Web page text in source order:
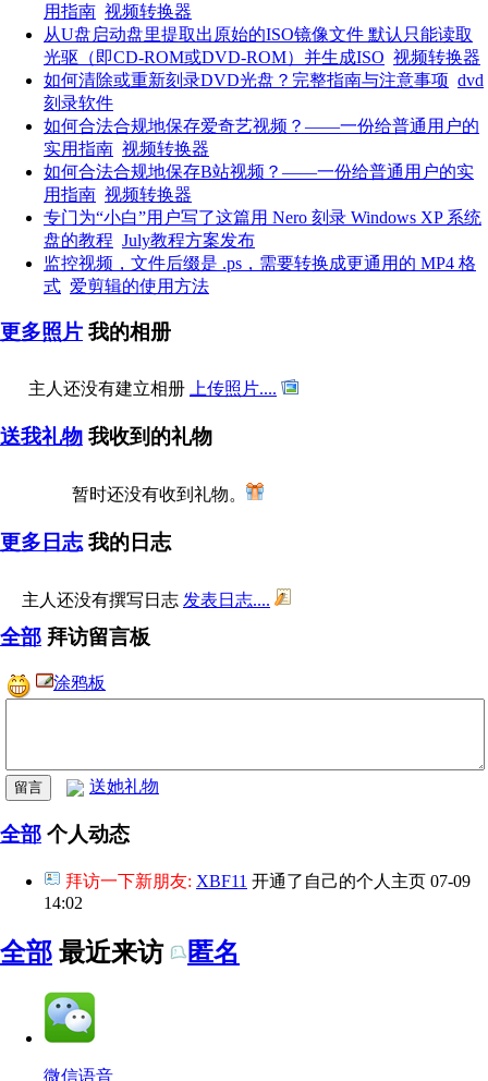
用指南 视频转换器
从U盘启动盘里提取出原始的ISO镜像文件 默认只能读取
光驱（即CD-ROM或DVD-ROM）并生成ISO 视频转换器
如何清除或重新刻录DVD光盘？完整指南与注意事项 dvd
刻录软件
如何合法合规地保存爱奇艺视频？——一份给普通用户的
实用指南 视频转换器
如何合法合规地保存B站视频？——一份给普通用户的实
用指南 视频转换器
专门为“小白”用户写了这篇用 Nero 刻录 Windows XP 系统
盘的教程 July教程方案发布
监控视频，文件后缀是 .ps，需要转换成更通用的 MP4 格
式 爱剪辑的使用方法
更多照片 我的相册
主人还没有建立相册 上传照片....
送我礼物 我收到的礼物
暂时还没有收到礼物。
更多日志 我的日志
主人还没有撰写日志 发表日志....
全部 拜访留言板
涂鸦板
送她礼物
全部 个人动态
拜访一下新朋友: XBF11 开通了自己的个人主页 07-09
14:02
全部 最近来访 匿名
微信语音